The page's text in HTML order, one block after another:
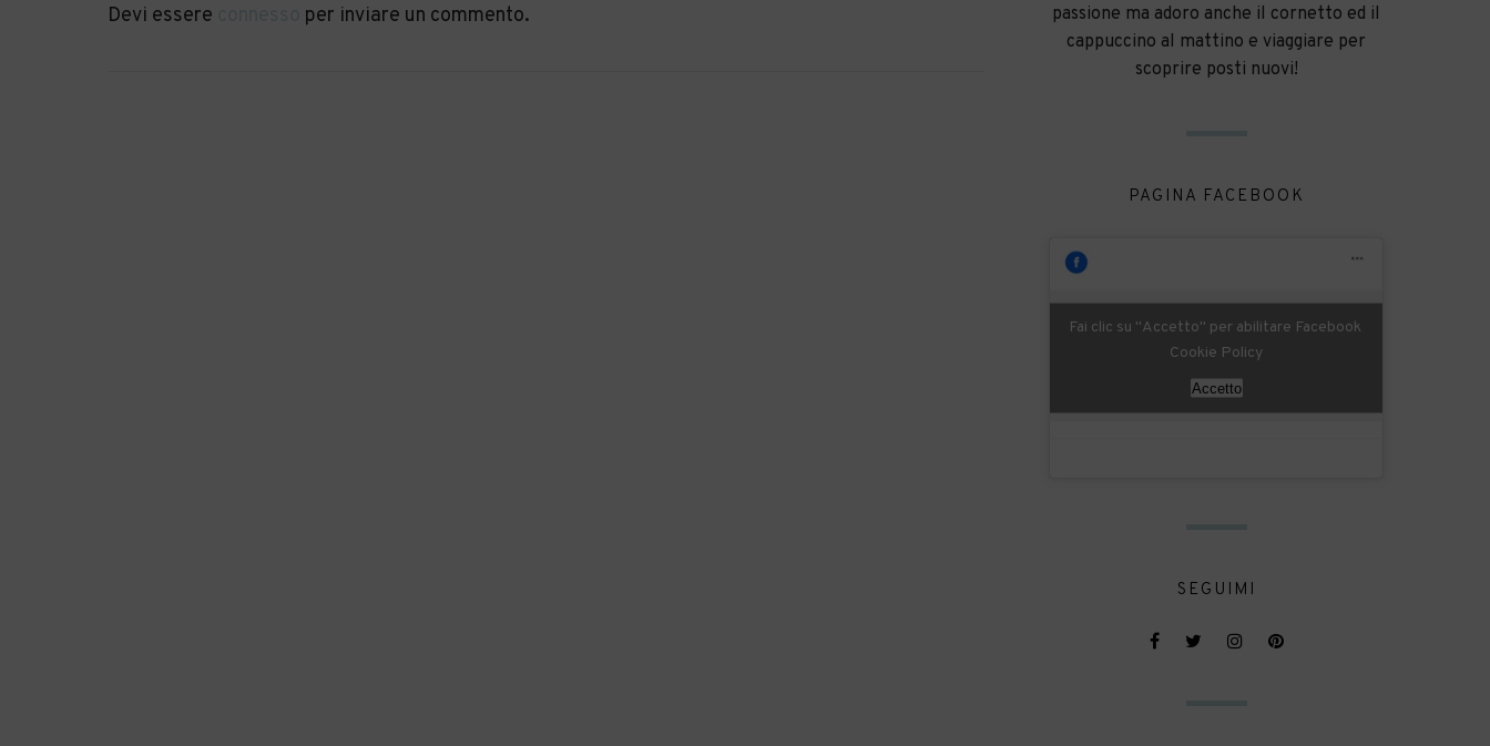
Devi essere per inviare un commento.
passione ma adoro anche il cornetto ed il
cappuccino al mattino e viaggiare per
scoprire posti nuovi!
PAGINA FACEBOOK
Fai clic su "Accetto" per abilitare Facebook
Cookie Policy
Accetto
SEGUIMI